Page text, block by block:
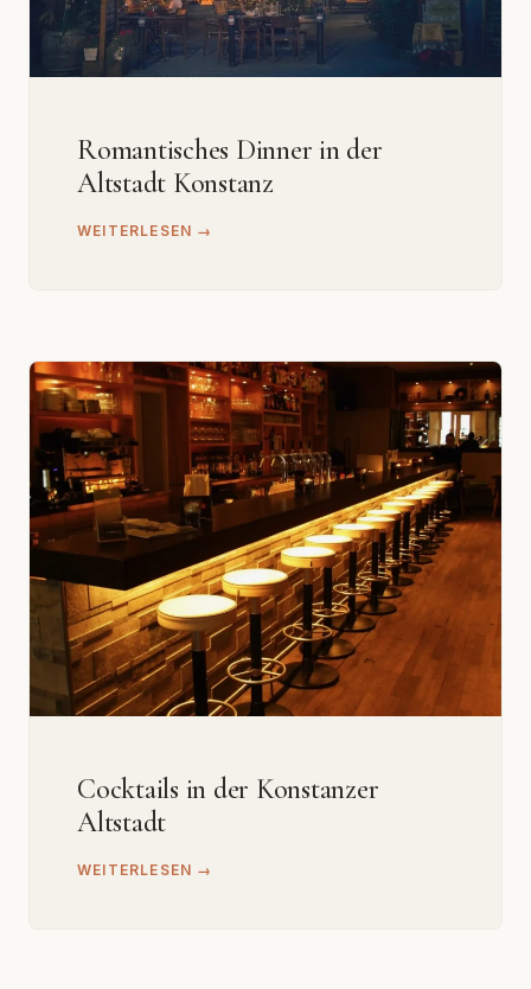
Romantisches Dinner in der
Altstadt Konstanz
WEITERLESEN →
Cocktails in der Konstanzer
Altstadt
WEITERLESEN →